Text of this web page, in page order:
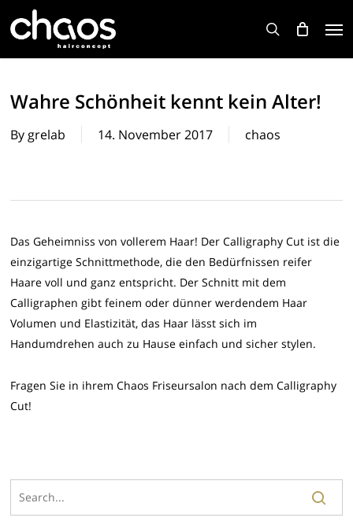
search
Wahre Schönheit kennt kein Alter!
By grelab 14. November 2017 chaos
Das Geheimniss von vollerem Haar! Der Calligraphy Cut ist die
einzigartige Schnittmethode, die den Bedürfnissen reifer
Haare voll und ganz entspricht. Der Schnitt mit dem
Calligraphen gibt feinem oder dünner werdendem Haar
Volumen und Elastizität, das Haar lässt sich im
Handumdrehen auch zu Hause einfach und sicher stylen.
Fragen Sie in ihrem Chaos Friseursalon nach dem Calligraphy
Cut!